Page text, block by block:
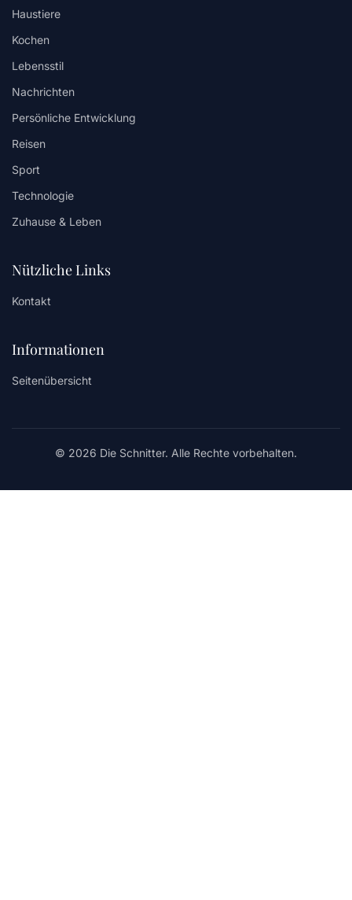
Haustiere
Kochen
Lebensstil
Nachrichten
Persönliche Entwicklung
Reisen
Sport
Technologie
Zuhause & Leben
Nützliche Links
Kontakt
Informationen
Seitenübersicht
© 2026 Die Schnitter. Alle Rechte vorbehalten.